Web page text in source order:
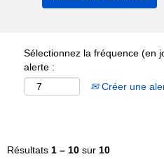
Sélectionnez la fréquence (en
alerte :
Créer une
Résultats 1 – 10 sur 10